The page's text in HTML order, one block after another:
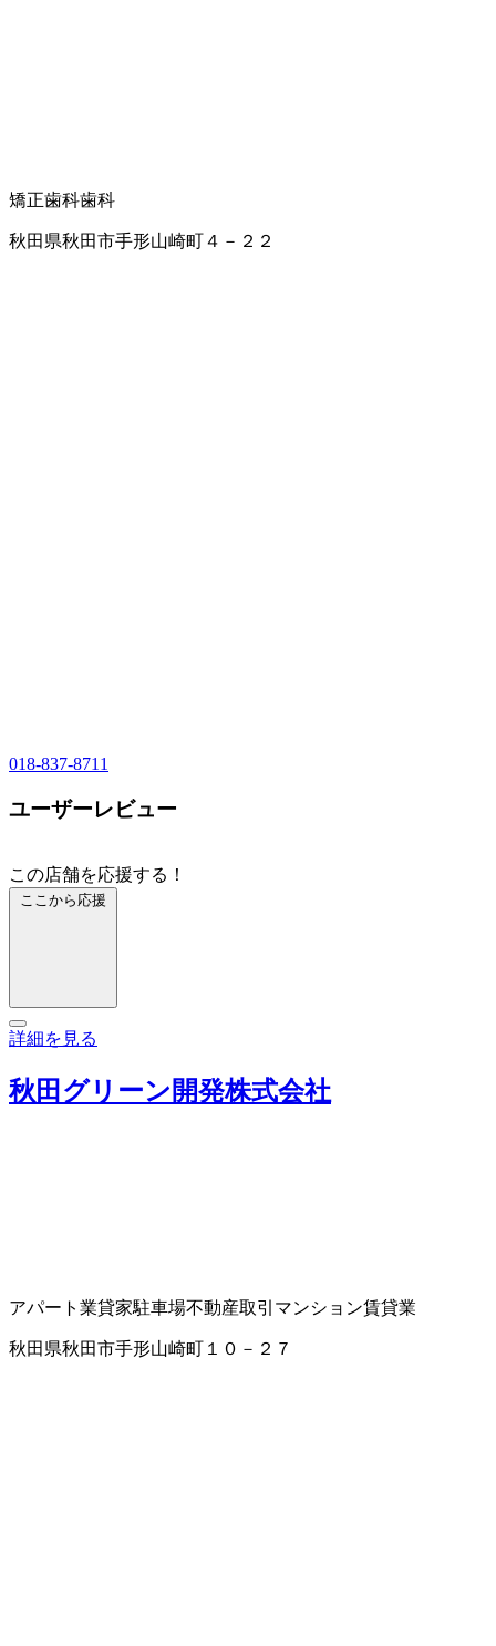
矯正歯科歯科
秋田県秋田市手形山崎町４－２２
018-837-8711
ユーザーレビュー
この店舗を応援する！
ここから応援
詳細を見る
秋田グリーン開発株式会社
アパート業貸家駐車場不動産取引 マンション賃貸業
秋田県秋田市手形山崎町１０－２７